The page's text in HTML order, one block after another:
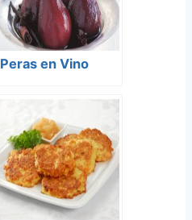
Peras en Vino